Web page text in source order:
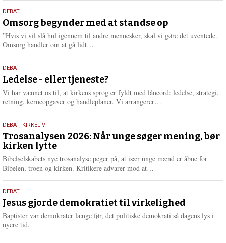
e
r
e
9.
juli
2026
DEBAT
Omsorg begynder med at standse op
”Hvis vi vil slå hul igennem til andre mennesker, skal vi gøre det uventede.
Omsorg handler om at gå lidt…
e
r
e
10.
juni
2026
DEBAT
Ledelse - eller tjeneste?
Vi har vænnet os til, at kirkens sprog er fyldt med låneord: ledelse, strategi,
retning, kerneopgaver og handleplaner. Vi arrangerer…
e
2.
juni
2026
DEBAT, KIRKELIV
Trosanalysen 2026: Når unge søger mening, bør
kirken lytte
Bibelselskabets nye trosanalyse peger på, at især unge mænd er åbne for
Bibelen, troen og kirken. Kritikere advarer mod at…
e
r
18.
maj
2026
DEBAT
Jesus gjorde demokratiet til virkelighed
Baptister var demokrater længe før, det politiske demokrati så dagens lys i
nyere tid.